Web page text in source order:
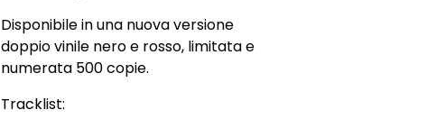
Disponibile in una nuova versione
doppio vinile nero e rosso, limitata e
numerata 500 copie.
Tracklist: